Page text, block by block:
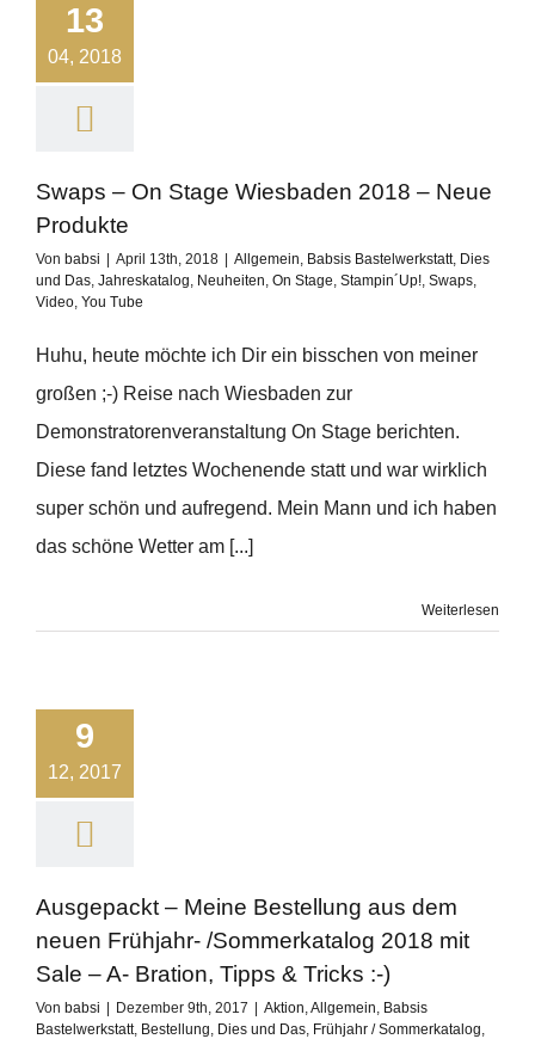
13
04, 2018
Swaps – On Stage Wiesbaden 2018 – Neue
Produkte
Von babsi April 13th, 2018 Allgemein, Babsis Bastelwerkstatt, Dies
und Das, Jahreskatalog, Neuheiten, On Stage, Stampin´Up!, Swaps,
Video, You Tube
Huhu, heute möchte ich Dir ein bisschen von meiner
großen ;-) Reise nach Wiesbaden zur
Demonstratorenveranstaltung On Stage berichten.
Diese fand letztes Wochenende statt und war wirklich
super schön und aufregend. Mein Mann und ich haben
das schöne Wetter am [...]
Weiterlesen
9
12, 2017
Ausgepackt – Meine Bestellung aus dem
neuen Frühjahr- /Sommerkatalog 2018 mit
Sale – A- Bration, Tipps & Tricks :-)
Von babsi Dezember 9th, 2017 Aktion,Allgemein, Babsis
Bastelwerkstatt, Bestellung, Dies und Das, Frühjahr / Sommerkatalog,